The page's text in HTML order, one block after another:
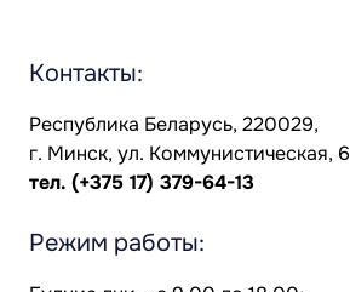
Контакты:
Республика Беларусь, 220029,
г. Минск, ул. Коммунистическая, 6
тел. (+375 17) 379-64-13
Режим работы: